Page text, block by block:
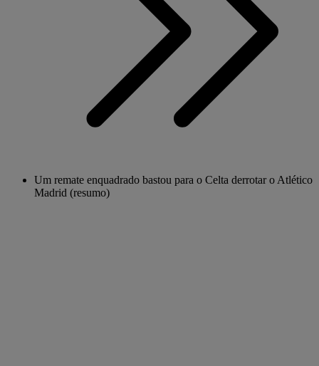
Um remate enquadrado bastou para o Celta derrotar o Atlético
Madrid (resumo)